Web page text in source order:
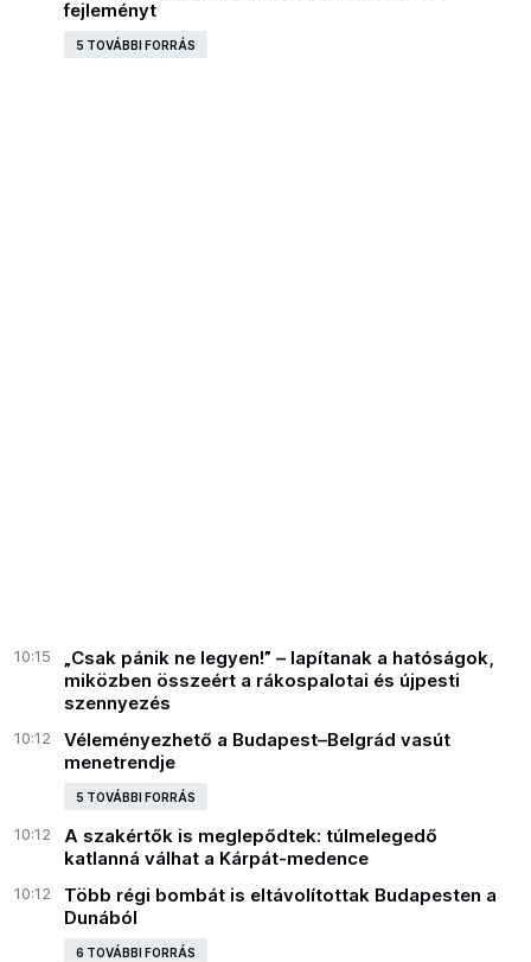
fejleményt
5 TOVÁBBI FORRÁS
10:15
„Csak pánik ne legyen!” – lapítanak a hatóságok,
miközben összeért a rákospalotai és újpesti
szennyezés
10:12
Véleményezhető a Budapest–Belgrád vasút
menetrendje
5 TOVÁBBI FORRÁS
10:12
A szakértők is meglepődtek: túlmelegedő
katlanná válhat a Kárpát-medence
10:12
Több régi bombát is eltávolítottak Budapesten a
Dunából
6 TOVÁBBI FORRÁS